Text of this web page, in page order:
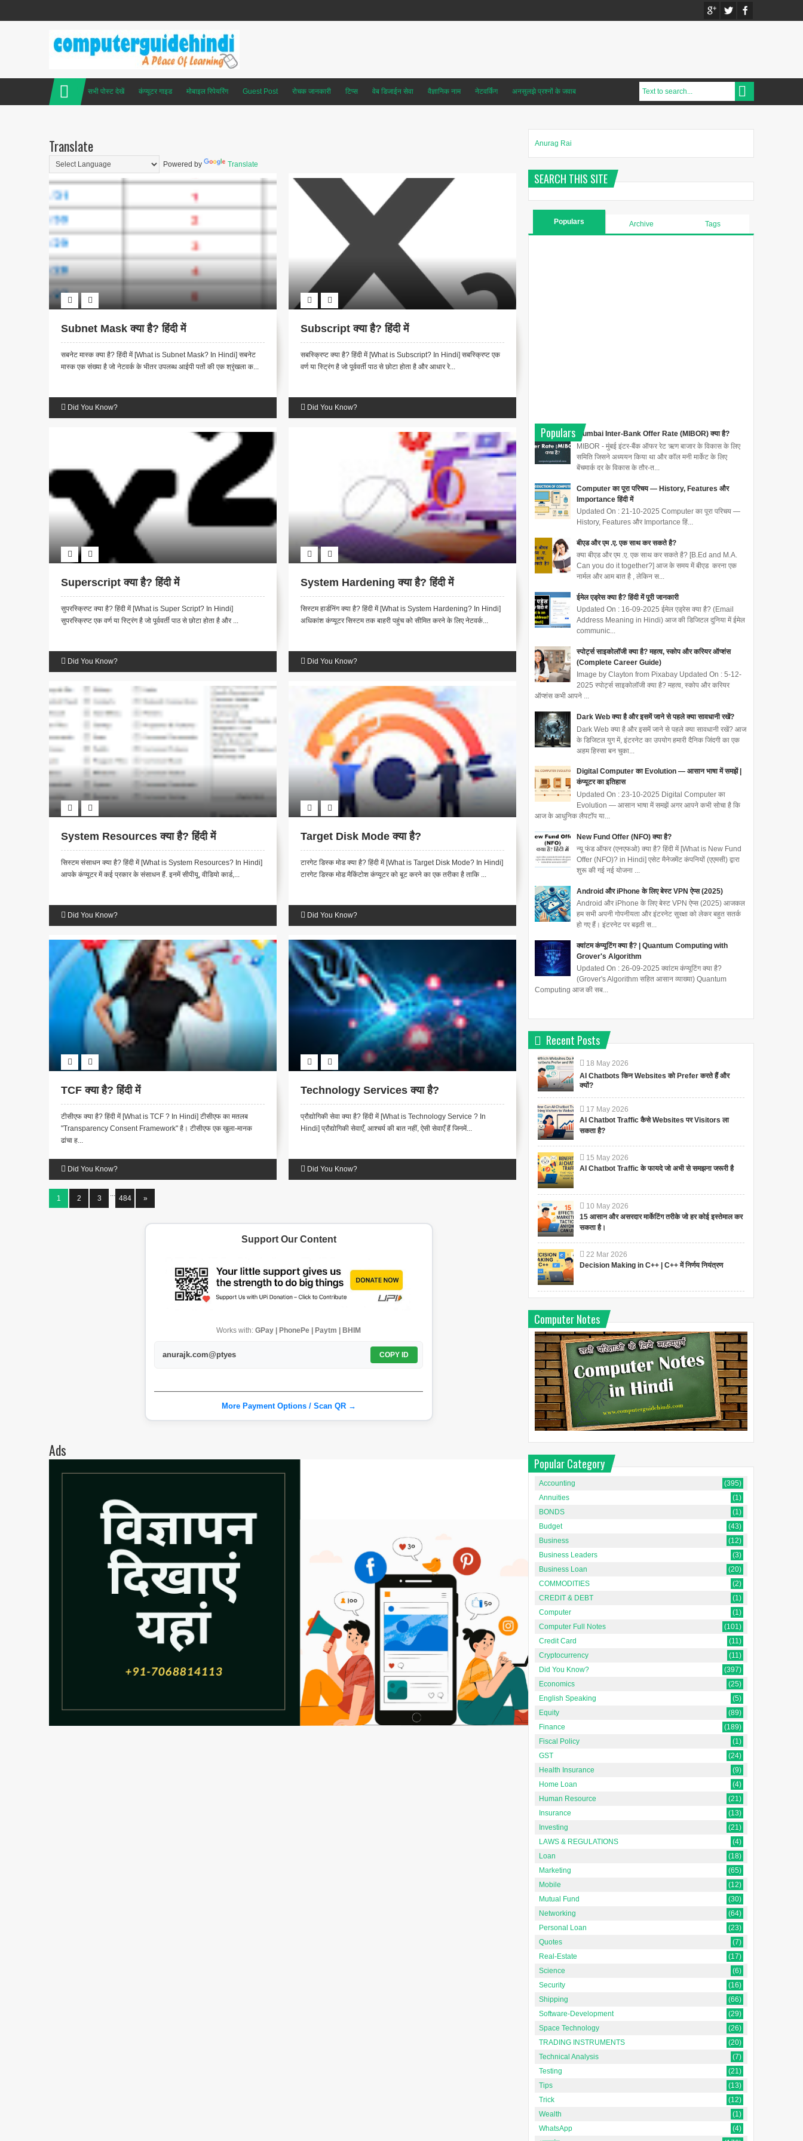
सभी पोस्ट देखें कंप्यूटर गाइड मोबाइल रिपेयरिंग Guest Post रोचक जानकारी टिप्स वेब डिजाईन सेवा वैज्ञानिक नाम नेटवर्किंग अनसुलझे प्रश्नों के जवाब
Translate
Powered by Translate
Subnet Mask क्या है? हिंदी में
सबनेट मास्क क्या है? हिंदी में [What is Subnet Mask? In Hindi] सबनेट
मास्क एक संख्या है जो नेटवर्क के भीतर उपलब्ध आईपी पतों की एक श्रृंखला क...
Did You Know?
Subscript क्या है? हिंदी में
सबस्क्रिप्ट क्या है? हिंदी में [What is Subscript? In Hindi] सबस्क्रिप्ट एक
वर्ण या स्ट्रिंग है जो पूर्ववर्ती पाठ से छोटा होता है और आधार रे...
Did You Know?
Superscript क्या है? हिंदी में
सुपरस्क्रिप्ट क्या है? हिंदी में [What is Super Script? In Hindi]
सुपरस्क्रिप्ट एक वर्ण या स्ट्रिंग है जो पूर्ववर्ती पाठ से छोटा होता है और ...
Did You Know?
System Hardening क्या है? हिंदी में
सिस्टम हार्डनिंग क्या है? हिंदी में [What is System Hardening? In Hindi]
अधिकांश कंप्यूटर सिस्टम तक बाहरी पहुंच को सीमित करने के लिए नेटवर्क...
Did You Know?
System Resources क्या है? हिंदी में
सिस्टम संसाधन क्या है? हिंदी में [What is System Resources? In Hindi]
आपके कंप्यूटर में कई प्रकार के संसाधन हैं. इनमें सीपीयू, वीडियो कार्ड,...
Did You Know?
Target Disk Mode क्या है?
टारगेट डिस्क मोड क्या है? हिंदी में [What is Target Disk Mode? In Hindi]
टारगेट डिस्क मोड मैकिंटोश कंप्यूटर को बूट करने का एक तरीका है ताकि ...
Did You Know?
TCF क्या है? हिंदी में
टीसीएफ क्या है? हिंदी में [What is TCF ? In Hindi] टीसीएफ का मतलब
"Transparency Consent Framework" है। टीसीएफ एक खुला-मानक
ढांचा ह...
Did You Know?
Technology Services क्या है?
प्रौद्योगिकी सेवा क्या है? हिंदी में [What is Technology Service ? In
Hindi] प्रौद्योगिकी सेवाएँ, आश्चर्य की बात नहीं, ऐसी सेवाएँ हैं जिनमें...
Did You Know?
1 2 3
...
484 »
Support Our Content
Works with:GPay | PhonePe | Paytm | BHIM
anurajk.com@ptyes COPY ID
More Payment Options / Scan QR →
Ads
Anurag Rai
SEARCH THIS SITE
Populars Archive Tags
Populars
Mumbai Inter-Bank Offer Rate (MIBOR) क्या है?
MIBOR - मुंबई इंटर-बैंक ऑफर रेट ऋण बाजार के विकास के लिए
समिति जिसने अध्ययन किया था और कॉल मनी मार्केट के लिए
बेंचमार्क दर के विकास के तौर-त...
Computer का पूरा परिचय — History, Features और
Importance हिंदी में
Updated On : 21-10-2025 Computer का पूरा परिचय —
History, Features और Importance हिं...
बीएड और एम .ए. एक साथ कर सकते है?
क्या बीएड और एम .ए. एक साथ कर सकते है? [B.Ed and M.A.
Can you do it together?] आज के समय में बीएड करना एक
नार्मल और आम बात है , लेकिन स...
ईमेल एड्रेस क्या है? हिंदी में पूरी जानकारी
Updated On : 16-09-2025 ईमेल एड्रेस क्या है? (Email
Address Meaning in Hindi) आज की डिजिटल दुनिया में ईमेल
communic...
स्पोर्ट्स साइकोलॉजी क्या है? महत्व, स्कोप और करियर ऑप्शंस
(Complete Career Guide)
Image by Clayton from Pixabay Updated On : 5-12-
2025 स्पोर्ट्स साइकोलॉजी क्या है? महत्व, स्कोप और करियर
ऑप्शंस कभी आपने ...
Dark Web क्या है और इसमें जाने से पहले क्या सावधानी रखें?
Dark Web क्या है और इसमें जाने से पहले क्या सावधानी रखें? आज
के डिजिटल युग में, इंटरनेट का उपयोग हमारी दैनिक जिंदगी का एक
अहम हिस्सा बन चुका...
Digital Computer का Evolution — आसान भाषा में समझें |
कंप्यूटर का इतिहास
Updated On : 23-10-2025 Digital Computer का
Evolution — आसान भाषा में समझें अगर आपने कभी सोचा है कि
आज के आधुनिक लैपटॉप या...
New Fund Offer (NFO) क्या है?
न्यू फंड ऑफर (एनएफओ) क्या है? हिंदी में [What is New Fund
Offer (NFO)? in Hindi] एसेट मैनेजमेंट कंपनियों (एएमसी) द्वारा
शुरू की गई नई योजना ...
Android और iPhone के लिए बेस्ट VPN ऐप्स (2025)
Android और iPhone के लिए बेस्ट VPN ऐप्स (2025) आजकल
हम सभी अपनी गोपनीयता और इंटरनेट सुरक्षा को लेकर बहुत सतर्क
हो गए हैं। इंटरनेट पर बढ़ती स...
क्वांटम कंप्यूटिंग क्या है? | Quantum Computing with
Grover's Algorithm
Updated On : 26-09-2025 क्वांटम कंप्यूटिंग क्या है?
(Grover's Algorithm सहित आसान व्याख्या) Quantum
Computing आज की सब...
Recent Posts
18 May 2026
AI Chatbots किन Websites को Prefer करते हैं और
क्यों?
17 May 2026
AI Chatbot Traffic कैसे Websites पर Visitors ला
सकता है?
15 May 2026
AI Chatbot Traffic के फायदे जो अभी से समझना जरूरी है
10 May 2026
15 आसान और असरदार मार्केटिंग तरीके जो हर कोई इस्तेमाल कर
सकता है।
22 Mar 2026
Decision Making in C++ | C++ में निर्णय नियंत्रण
Computer Notes
Popular Category
Accounting
(395)
Annuities
(1)
BONDS
(1)
Budget
(43)
Business
(12)
Business Leaders
(3)
Business Loan
(20)
COMMODITIES
(2)
CREDIT & DEBT
(1)
Computer
(1)
Computer Full Notes
(101)
Credit Card
(11)
Cryptocurrency
(11)
Did You Know?
(397)
Economics
(25)
English Speaking
(5)
Equity
(89)
Finance
(189)
Fiscal Policy
(1)
GST
(24)
Health Insurance
(9)
Home Loan
(4)
Human Resource
(21)
Insurance
(13)
Investing
(21)
LAWS & REGULATIONS
(4)
Loan
(18)
Marketing
(65)
Mobile
(12)
Mutual Fund
(30)
Networking
(64)
Personal Loan
(23)
Quotes
(7)
Real-Estate
(17)
Science
(6)
Security
(16)
Shipping
(66)
Software-Development
(29)
Space Technology
(26)
TRADING INSTRUMENTS
(20)
Technical Analysis
(7)
Testing
(21)
Tips
(13)
Trick
(12)
Wealth
(1)
WhatsApp
(4)